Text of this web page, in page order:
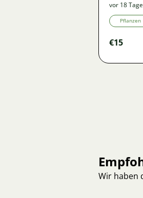
vor 18
Pflanzen
€15
Wir haben